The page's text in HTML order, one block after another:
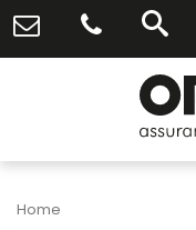
Home